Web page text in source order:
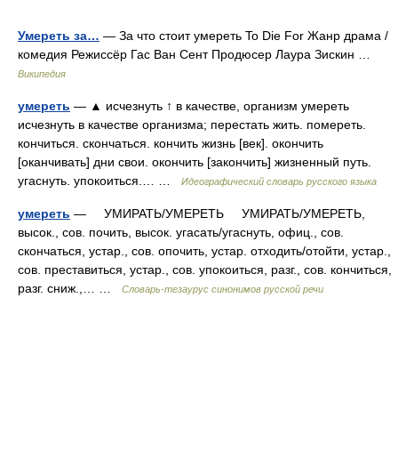
Умереть за… — За что стоит умереть To Die For Жанр драма /
комедия Режиссёр Гас Ван Сент Продюсер Лаура Зискин …
Википедия
умереть — ▲ исчезнуть ↑ в качестве, организм умереть
исчезнуть в качестве организма; перестать жить. помереть.
кончиться. скончаться. кончить жизнь [век]. окончить
[оканчивать] дни свои. окончить [закончить] жизненный путь.
угаснуть. упокоиться.… …
Идеографический словарь русского языка
умереть — УМИРАТЬ/УМЕРЕТЬ УМИРАТЬ/УМЕРЕТЬ,
высок., сов. почить, высок. угасать/угаснуть, офиц., сов.
скончаться, устар., сов. опочить, устар. отходить/отойти, устар.,
сов. преставиться, устар., сов. упокоиться, разг., сов. кончиться,
разг. сниж.,… …
Словарь-тезаурус синонимов русской речи